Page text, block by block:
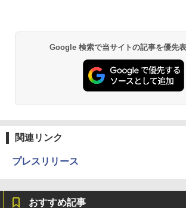
Google 検索で当サイトの記事を優先
関連リンク
プレスリリース
おすすめ記事